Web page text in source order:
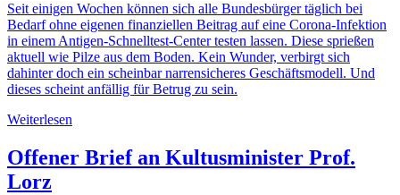
Seit einigen Wochen können sich alle Bundesbürger täglich bei
Bedarf ohne eigenen finanziellen Beitrag auf eine Corona-Infektion
in einem Antigen-Schnelltest-Center testen lassen. Diese sprießen
aktuell wie Pilze aus dem Boden. Kein Wunder, verbirgt sich
dahinter doch ein scheinbar narrensicheres Geschäftsmodell. Und
dieses scheint anfällig für Betrug zu sein.
Weiterlesen
Offener Brief an Kultusminister Prof.
Lorz